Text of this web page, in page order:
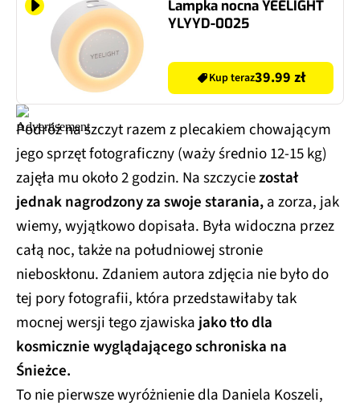
Lampka nocna YEELIGHT
YLYYD-0025
Kup teraz39.99 zł
Podróż na szczyt razem z plecakiem chowającym
jego sprzęt fotograficzny (waży średnio 12-15 kg)
zajęła mu około 2 godzin. Na szczyciezostał
jednak nagrodzony za swoje starania,a zorza, jak
wiemy, wyjątkowo dopisała. Była widoczna przez
całą noc, także na południowej stronie
nieboskłonu. Zdaniem autora zdjęcia nie było do
tej pory fotografii, która przedstawiłaby tak
mocnej wersji tego zjawiska jako tło dla
kosmicznie wyglądającego schroniska na
Śnieżce.
To nie pierwsze wyróżnienie dla Daniela Koszeli,